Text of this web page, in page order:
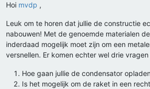
Hoi mvdp ,
Leuk om te horen dat jullie de constructie
nabouwen! Met de genoemde materialen
inderdaad mogelijk moet zijn om een
versnellen. Er komen echter wel drie
Hoe gaan jullie de condensator
Is het mogelijk om de raket in een